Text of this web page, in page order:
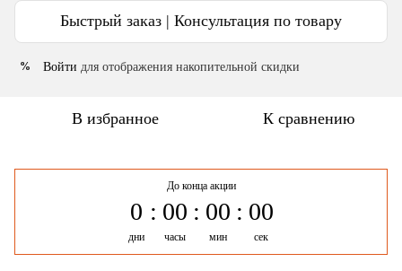
Быстрый заказ | Консультация по товару
% Войти для отображения накопительной скидки
В избранное К сравнению
До конца акции
0
дни
00
часы
00
мин
00
сек